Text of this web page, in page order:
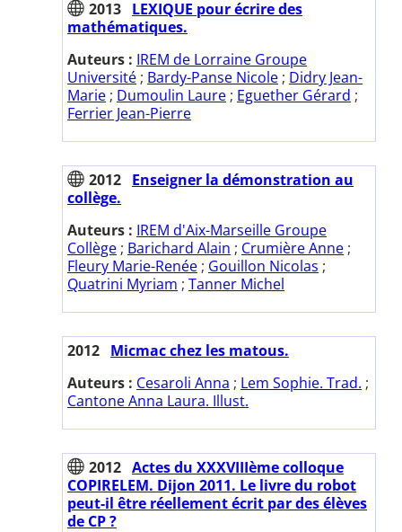
2013 LEXIQUE pour écrire des
mathématiques.
Auteurs : IREM de Lorraine Groupe
Université ; Bardy-Panse Nicole ; Didry Jean-
Marie ; Dumoulin Laure ; Eguether Gérard ;
Ferrier Jean-Pierre
2012 Enseigner la démonstration au
collège.
Auteurs : IREM d'Aix-Marseille Groupe
Collège ; Barichard Alain ; Crumière Anne ;
Fleury Marie-Renée ; Gouillon Nicolas ;
Quatrini Myriam ; Tanner Michel
2012 Micmac chez les matous.
Auteurs : Cesaroli Anna ; Lem Sophie. Trad. ;
Cantone Anna Laura. Illust.
2012 Actes du XXXVIIIème colloque
COPIRELEM. Dijon 2011. Le livre du robot
peut-il être réellement écrit par des élèves
de CP ?